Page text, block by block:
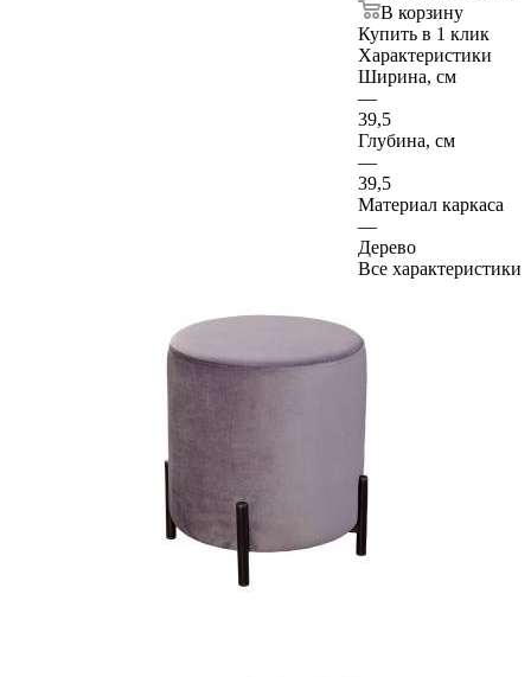
В корзину
Купить в 1 клик
Характеристики
Ширина, см
—
39,5
Глубина, см
—
39,5
Материал каркаса
—
Дерево
Все характеристики